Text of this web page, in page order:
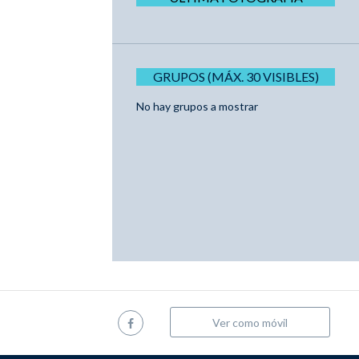
GRUPOS (MÁX. 30 VISIBLES)
No hay grupos a mostrar